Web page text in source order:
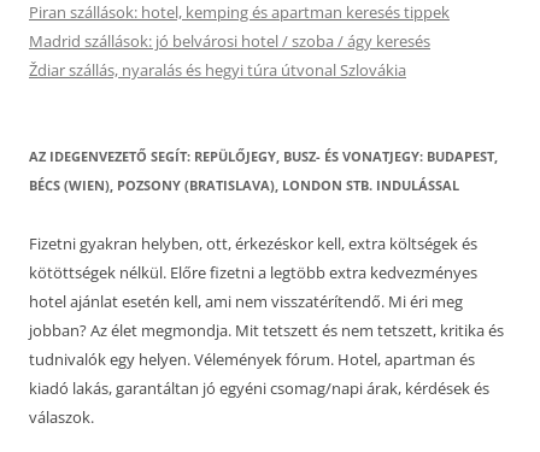
Piran szállások: hotel, kemping és apartman keresés tippek
Madrid szállások: jó belvárosi hotel / szoba / ágy keresés
Ždiar szállás, nyaralás és hegyi túra útvonal Szlovákia
AZ IDEGENVEZETŐ SEGÍT: REPÜLŐJEGY, BUSZ- ÉS VONATJEGY: BUDAPEST,
BÉCS (WIEN), POZSONY (BRATISLAVA), LONDON STB. INDULÁSSAL
Fizetni gyakran helyben, ott, érkezéskor kell, extra költségek és
kötöttségek nélkül. Előre fizetni a legtöbb extra kedvezményes
hotel ajánlat esetén kell, ami nem visszatérítendő. Mi éri meg
jobban? Az élet megmondja. Mit tetszett és nem tetszett, kritika és
tudnivalók egy helyen. Vélemények fórum. Hotel, apartman és
kiadó lakás, garantáltan jó egyéni csomag/napi árak, kérdések és
válaszok.